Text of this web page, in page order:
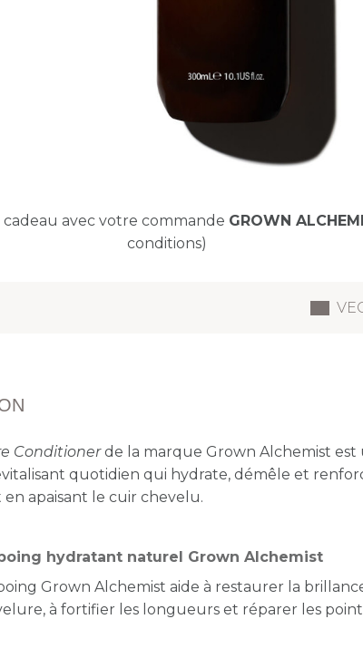
avec votre commande GROWN
conditions)
Conditionerde la marque Grown Alchemist est
quotidien qui hydrate, démêle et
apaisant le cuir chevelu.
hydratant naturel Grown Alchemist
Grown Alchemist aide à restaurer la
à fortifier les longueurs et réparer les